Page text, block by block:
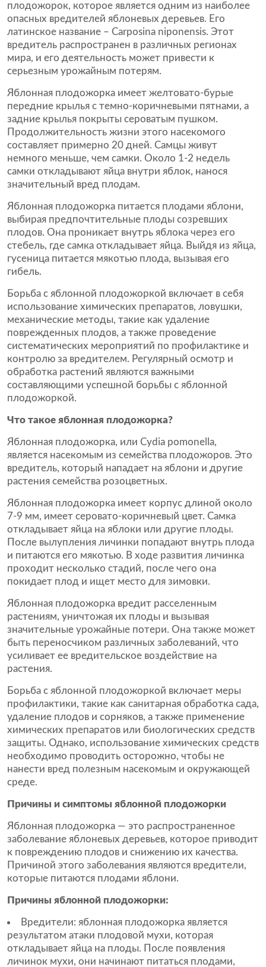
плодожорок, которое является одним из наиболее
опасных вредителей яблоневых деревьев. Его
латинское название – Carposina niponensis. Этот
вредитель распространен в различных регионах
мира, и его деятельность может привести к
серьезным урожайным потерям.
Яблонная плодожорка имеет желтовато-бурые
передние крылья с темно-коричневыми пятнами, а
задние крылья покрыты сероватым пушком.
Продолжительность жизни этого насекомого
составляет примерно 20 дней. Самцы живут
немного меньше, чем самки. Около 1-2 недель
самки откладывают яйца внутри яблок, нанося
значительный вред плодам.
Яблонная плодожорка питается плодами яблони,
выбирая предпочтительные плоды созревших
плодов. Она проникает внутрь яблока через его
стебель, где самка откладывает яйца. Выйдя из яйца,
гусеница питается мякотью плода, вызывая его
гибель.
Борьба с яблонной плодожоркой включает в себя
использование химических препаратов, ловушки,
механические методы, такие как удаление
поврежденных плодов, а также проведение
систематических мероприятий по профилактике и
контролю за вредителем. Регулярный осмотр и
обработка растений являются важными
составляющими успешной борьбы с яблонной
плодожоркой.
Что такое яблонная плодожорка?
Яблонная плодожорка, или Cydia pomonella,
является насекомым из семейства плодожоров. Это
вредитель, который нападает на яблони и другие
растения семейства розоцветных.
Яблонная плодожорка имеет корпус длиной около
7-9 мм, имеет серовато-коричневый цвет. Самка
откладывает яйца на яблоки или другие плоды.
После вылупления личинки попадают внутрь плода
и питаются его мякотью. В ходе развития личинка
проходит несколько стадий, после чего она
покидает плод и ищет место для зимовки.
Яблонная плодожорка вредит расселенным
растениям, уничтожая их плоды и вызывая
значительные урожайные потери. Она также может
быть переносчиком различных заболеваний, что
усиливает ее вредительское воздействие на
растения.
Борьба с яблонной плодожоркой включает меры
профилактики, такие как санитарная обработка сада,
удаление плодов и сорняков, а также применение
химических препаратов или биологических средств
защиты. Однако, использование химических средств
необходимо проводить осторожно, чтобы не
нанести вред полезным насекомым и окружающей
среде.
Причины и симптомы яблонной плодожорки
Яблонная плодожорка — это распространенное
заболевание яблоневых деревьев, которое приводит
к повреждению плодов и снижению их качества.
Причиной этого заболевания являются вредители,
которые питаются плодами яблони.
Причины яблонной плодожорки:
Вредители: яблонная плодожорка является
результатом атаки плодовой мухи, которая
откладывает яйца на плоды. После появления
личинок мухи, они начинают питаться плодами,